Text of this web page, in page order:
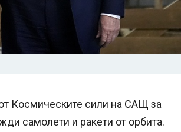
Космическите сили на САЩ за
самолети и ракети от орбита.